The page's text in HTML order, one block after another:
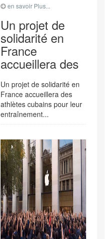
en savoir Plus...
Un projet de
solidarité en
France
accueillera des
Un projet de solidarité en
France accueillera des
athlètes cubains pour leur
entraînement...